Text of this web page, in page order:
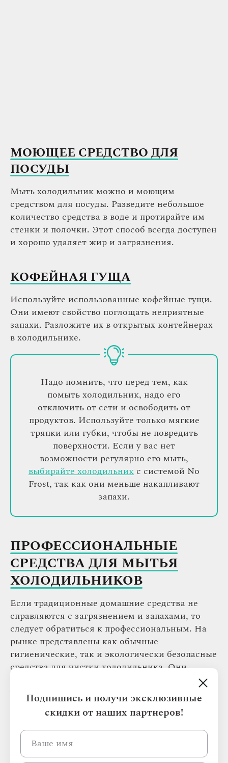
МОЮЩЕЕ СРЕДСТВО ДЛЯ
ПОСУДЫ
Мыть холодильник можно и моющим
средством для посуды. Разведите небольшое
количество средства в воде и протирайте им
стенки и полочки. Этот способ всегда доступен
и хорошо удаляет жир и загрязнения.
КОФЕЙНАЯ ГУЩА
Используйте использованные кофейные гущи.
Они имеют свойство поглощать неприятные
запахи. Разложите их в открытых контейнерах
в холодильнике.
Надо помнить, что перед тем, как
помыть холодильник, надо его
отключить от сети и освободить от
продуктов. Используйте только мягкие
тряпки или губки, чтобы не повредить
поверхности. Если у вас нет
возможности регулярно его мыть,
выбирайте холодильник с системой No
Frost, так как они меньше накапливают
запахи.
ПРОФЕССИОНАЛЬНЫЕ
СРЕДСТВА ДЛЯ МЫТЬЯ
ХОЛОДИЛЬНИКОВ
Если традиционные домашние средства не
справляются с загрязнением и запахами, то
следует обратиться к профессиональным. На
рынке представлены как обычные
гигиенические, так и экологически безопасные
средства для чистки холодильника. Они
помогут сохранить чистоту в холодильнике и
удалить лишние неприятные запахи.
Экологический очиститель Balance
безвредный для продуктов
Поглотитель запахов Dr.Beckmann
удобный способ для постоянного
Подпишись и получи эксклюзивные
скидки от наших партнеров!